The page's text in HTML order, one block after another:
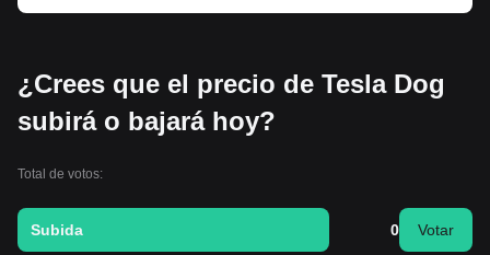
¿Crees que el precio de Tesla Dog
subirá o bajará hoy?
Total de votos:
Subida 0 Votar